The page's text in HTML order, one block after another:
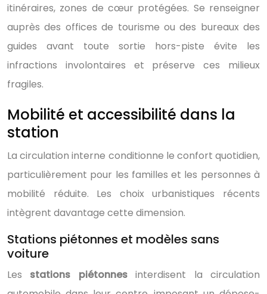
itinéraires, zones de cœur protégées. Se renseigner
auprès des offices de tourisme ou des bureaux des
guides avant toute sortie hors-piste évite les
infractions involontaires et préserve ces milieux
fragiles.
Mobilité et accessibilité dans la
station
La circulation interne conditionne le confort quotidien,
particulièrement pour les familles et les personnes à
mobilité réduite. Les choix urbanistiques récents
intègrent davantage cette dimension.
Stations piétonnes et modèles sans
voiture
Les stations piétonnesinterdisent la circulation